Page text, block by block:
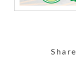
Share